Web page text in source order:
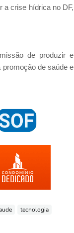
a crise hídrica no DF,
de produzir e
de saúde e
tecnologia